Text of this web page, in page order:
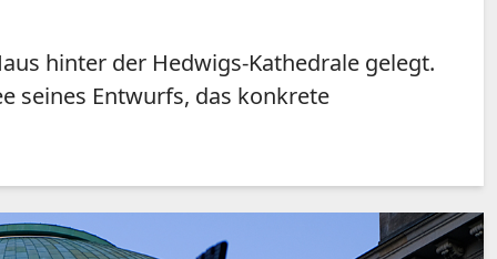
hinter der Hedwigs-Kathedrale gelegt.
seines Entwurfs, das konkrete